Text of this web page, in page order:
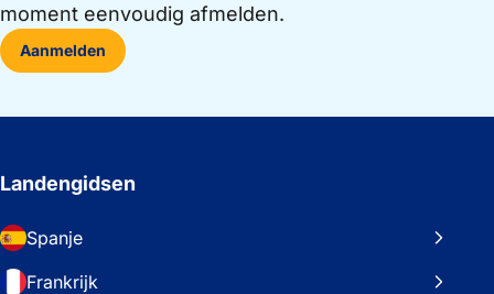
moment eenvoudig afmelden.
Aanmelden
Landengidsen
Spanje
Frankrijk